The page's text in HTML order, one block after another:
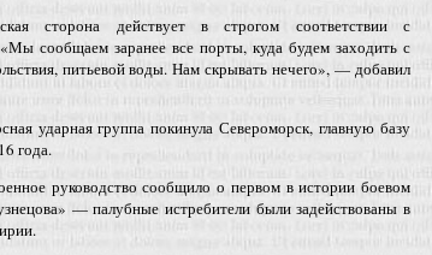
сторона действует в строгом соответствии с
сообщаем заранее все порты, куда будем заходить с
питьевой воды. Нам скрывать нечего», — добавил
ударная группа покинула Североморск, главную базу
года.
руководство сообщило о первом в истории боевом
— палубные истребители были задействованы в